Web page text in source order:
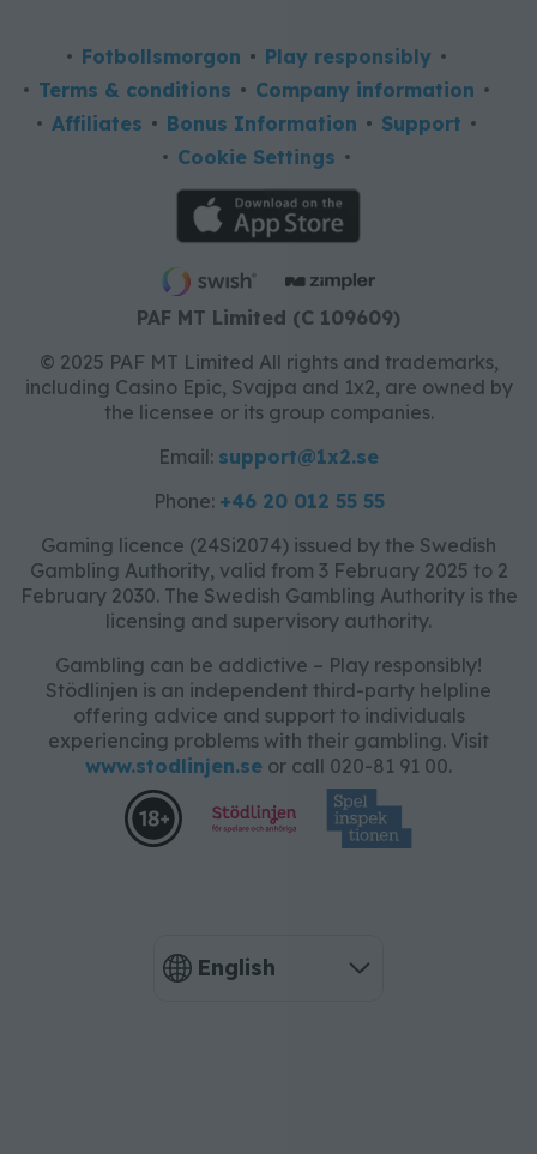
Fotbollsmorgon
Play responsibly
Terms & conditions
Company information
Affiliates
Bonus Information
Support
Cookie Settings
PAF MT Limited (C 109609)
© 2025 PAF MT Limited All rights and trademarks,
including Casino Epic, Svajpa and 1x2, are owned by
the licensee or its group companies.
Email: support@1x2.se
Phone: +46 20 012 55 55
Gaming licence (24Si2074) issued by the Swedish
Gambling Authority, valid from 3 February 2025 to 2
February 2030. The Swedish Gambling Authority is the
licensing and supervisory authority.
Gambling can be addictive – Play responsibly!
Stödlinjen is an independent third-party helpline
offering advice and support to individuals
experiencing problems with their gambling. Visit
www.stodlinjen.se or call 020-81 91 00.
English
Language